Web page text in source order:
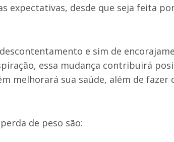
expectativas, desde que seja feita
e sim de
essa mudança contribuirá
melhorará sua saúde, além de fazer
de peso são: